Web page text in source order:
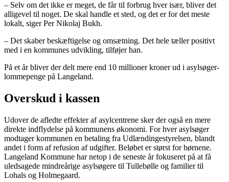
– Selv om det ikke er meget, de får til forbrug hver især, bliver det
alligevel til noget. De skal handle et sted, og det er for det meste
lokalt, siger Per Nikolaj Bukh.
– Det skaber beskæftigelse og omsætning. Det hele tæller positivt
med i en kommunes udvikling, tilføjer han.
På et år bliver der delt mere end 10 millioner kroner ud i asylsøger-
lommepenge på Langeland.
Overskud i kassen
Udover de afledte effekter af asylcentrene sker der også en mere
direkte indflydelse på kommunens økonomi. For hver asylsøger
modtager kommunen en betaling fra Udlændingestyrelsen, blandt
andet i form af refusion af udgifter. Beløbet er størst for børnene.
Langeland Kommune har netop i de seneste år fokuseret på at få
uledsagede mindreårige asylsøgere til Tullebølle og familier til
Lohals og Holmegaard.